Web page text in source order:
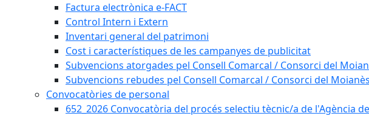
Factura electrònica e-FACT
Control Intern i Extern
Inventari general del patrimoni
Cost i característiques de les campanyes de publicitat
Subvencions atorgades pel Consell Comarcal / Consorci del
Subvencions rebudes pel Consell Comarcal / Consorci del Moianès
Convocatòries de personal
652_2026 Convocatòria del procés selectiu tècnic/a de l'Agència